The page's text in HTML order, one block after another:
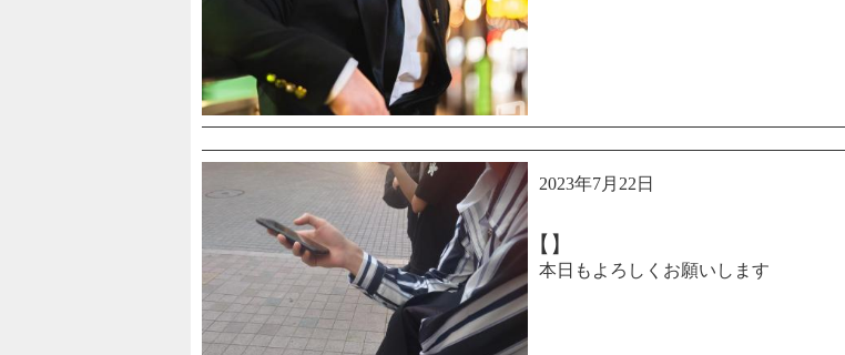
2023年7月22日
【】
本日もよろしくお願いします